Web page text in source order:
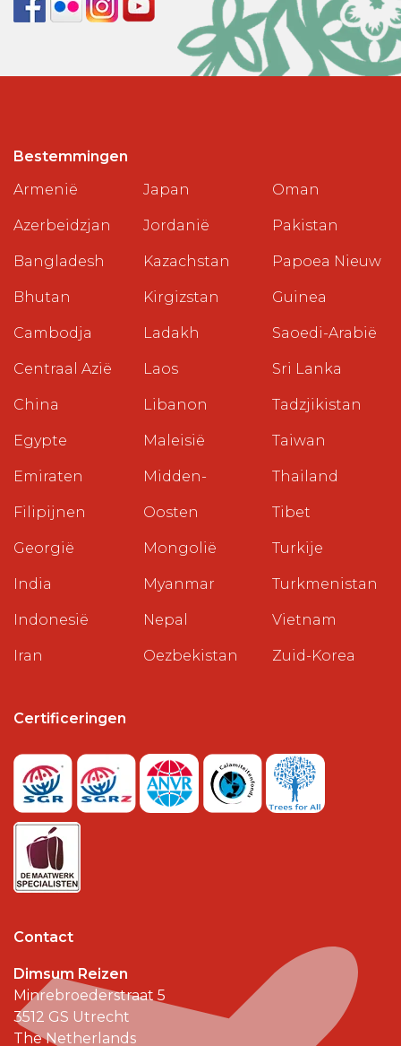
Bestemmingen
Armenië
Azerbeidzjan
Bangladesh
Bhutan
Cambodja
Centraal Azië
China
Egypte
Emiraten
Filipijnen
Georgië
India
Indonesië
Iran
Japan
Jordanië
Kazachstan
Kirgizstan
Ladakh
Laos
Libanon
Maleisië
Midden-
Oosten
Mongolië
Myanmar
Nepal
Oezbekistan
Oman
Pakistan
Papoea Nieuw
Guinea
Saoedi-Arabië
Sri Lanka
Tadzjikistan
Taiwan
Thailand
Tibet
Turkije
Turkmenistan
Vietnam
Zuid-Korea
Certificeringen
Contact
Dimsum Reizen
Minrebroederstraat 5
3512 GS Utrecht
The Netherlands